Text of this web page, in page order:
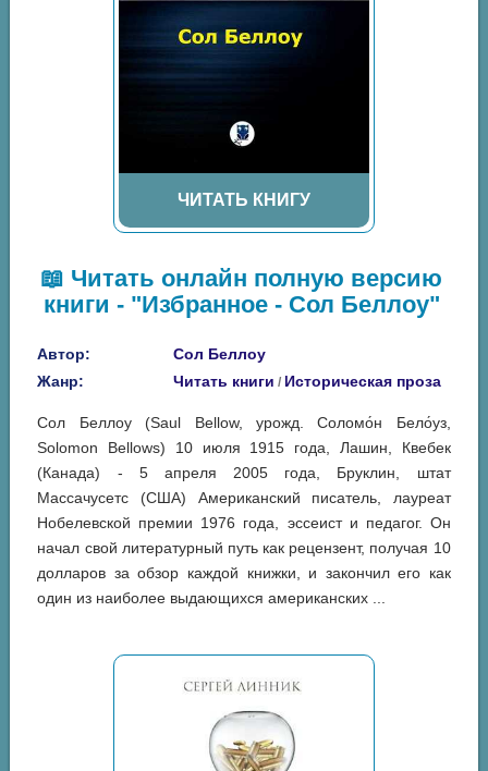
ЧИТАТЬ КНИГУ
📖 Читать онлайн полную версию
книги - "Избранное - Сол Беллоу"
Автор:
Сол Беллоу
Жанр:
Читать книги / Историческая проза
Сол Беллоу (Saul Bellow, урожд. Соломо́н Бело́уз,
Solomon Bellows) 10 июля 1915 года, Лашин, Квебек
(Канада) - 5 апреля 2005 года, Бруклин, штат
Массачусетс (США) Американский писатель, лауреат
Нобелевской премии 1976 года, эссеист и педагог. Он
начал свой литературный путь как рецензент, получая 10
долларов за обзор каждой книжки, и закончил его как
один из наиболее выдающихся американских ...